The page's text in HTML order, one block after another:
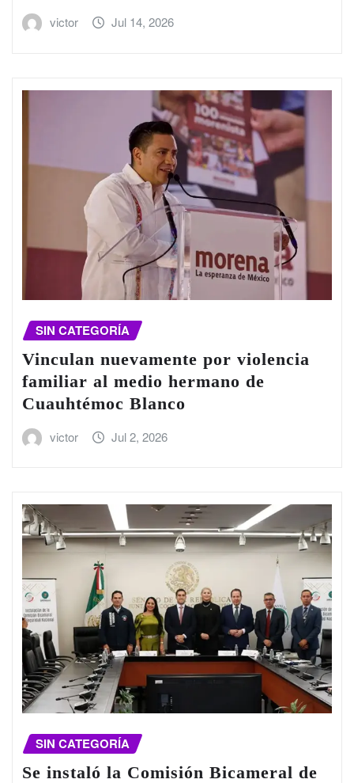
victor Jul 14, 2026
SIN CATEGORÍA
Vinculan nuevamente por violencia
familiar al medio hermano de
Cuauhtémoc Blanco
victor Jul 2, 2026
SIN CATEGORÍA
Se instaló la Comisión Bicameral de